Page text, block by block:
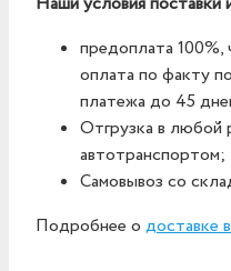
предоплата 100%,
оплата по факту
платежа до 45
Отгрузка в
автотранспортом;
Самовывоз со
Подробнее о доставке